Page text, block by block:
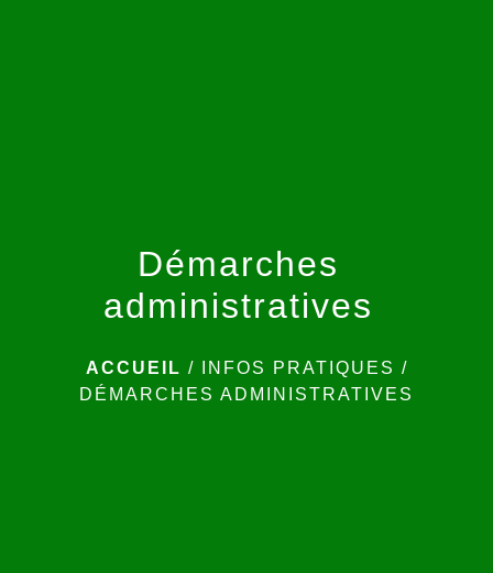
Démarches
administratives
ACCUEIL / INFOS PRATIQUES /
DÉMARCHES ADMINISTRATIVES